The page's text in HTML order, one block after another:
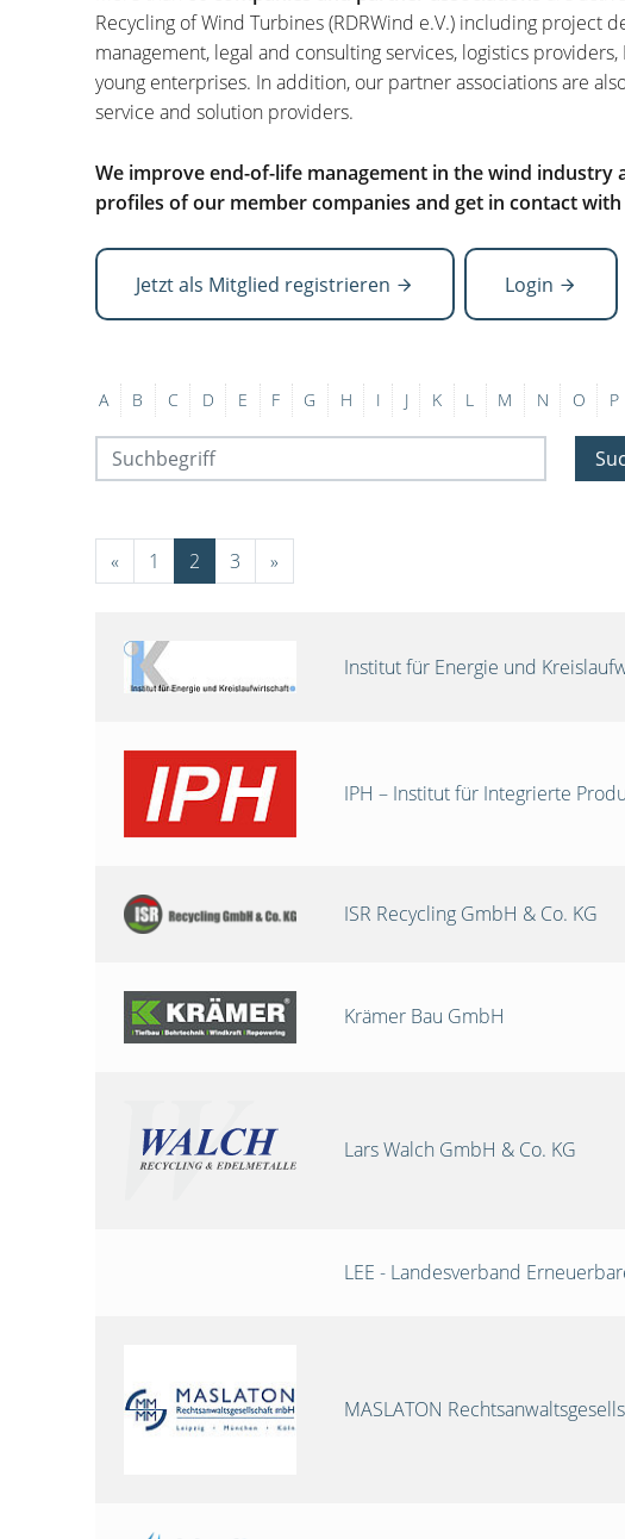
Recycling of Wind Turbines (RDRWind e.V.) including project
management, legal and consulting services, logistics
young enterprises. In addition, our partner associations are
service and solution providers.
We improve end-of-life management in the wind
profiles of our member companies and get in contact
Jetzt als Mitglied registrieren Login
A B C D E F G H I J K L M N O P
« 1 2 3 »
Institut für Energie und
IPH – Institut für Integrierte
ISR Recycling GmbH & Co. KG
Krämer Bau GmbH
Lars Walch GmbH & Co. KG
LEE - Landesverband
MASLATON